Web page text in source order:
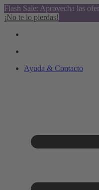
Flash Sale: Aprovecha las
¡No te lo pierdas!
Ayuda & Contacto